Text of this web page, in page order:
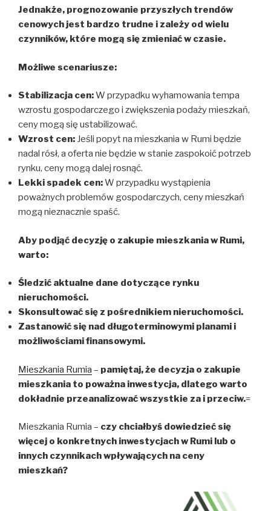
Jednakże, prognozowanie przyszłych trendów
cenowych jest bardzo trudne i zależy od wielu
czynników, które mogą się zmieniać w czasie.
Możliwe scenariusze:
Stabilizacja cen:W przypadku wyhamowania tempa
wzrostu gospodarczego i zwiększenia podaży mieszkań,
ceny mogą się ustabilizować.
Wzrost cen: Jeśli popyt na mieszkania w Rumi będzie
nadal rósł, a oferta nie będzie w stanie zaspokoić potrzeb
rynku, ceny mogą dalej rosnąć.
Lekki spadek cen:W przypadku wystąpienia
poważnych problemów gospodarczych, ceny mieszkań
mogą nieznacznie spaść.
Aby podjąć decyzję o zakupie mieszkania w Rumi,
warto:
Śledzić aktualne dane dotyczące rynku
nieruchomości.
Skonsultować się z pośrednikiem nieruchomości.
Zastanowić się nad długoterminowymi planami i
możliwościami finansowymi.
Mieszkania Rumia – pamiętaj, że decyzja o zakupie
mieszkania to poważna inwestycja, dlatego warto
dokładnie przeanalizować wszystkie za i przeciw.=
Mieszkania Rumia – czy chciałbyś dowiedzieć się
więcej o konkretnych inwestycjach w Rumi lub o
innych czynnikach wpływających na ceny
mieszkań?